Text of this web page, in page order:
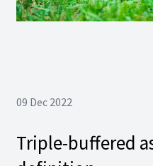
09 Dec 2022
Triple-buffered